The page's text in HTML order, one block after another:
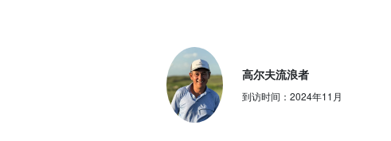
高尔夫流浪者
到访时间： 2024年11月